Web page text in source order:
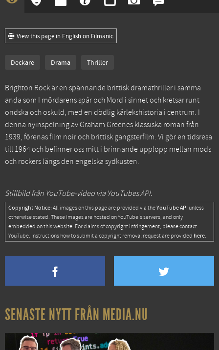
View this page in English on Filmanic
Deckare Drama Thriller
Brighton Rock är en spännande brittisk dramathriller i samma
anda som I mördarens spår och Mord i sinnet och kretsar runt
ondska och oskuld, med en dödlig kärlekshistoria i centrum. I
denna nyinspelning av Graham Greenes klassiska roman från
1939, förenas film noir och brittisk gangsterfilm. Vi gör en tidsresa
till 1964 och befinner oss mitt i brinnande upplopp mellan mods
och rockers längs den engelska sydkusten.
Stillbild från YouTube-video via YouTubes API.
Copyright Notice: All images on this page are provided via theYouTube API unless
otherwise stated. These images are hosted on YouTube's servers, and only
embedded on this website. For claims of copyright infringement, please contact
YouTube. Instructions how to submit a copyright removal request are provided here.
SENASTE NYTT FRÅN MEDIA.NU